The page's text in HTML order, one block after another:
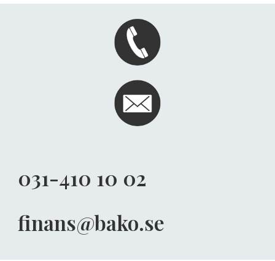
031-410 10 02
finans@bako.se